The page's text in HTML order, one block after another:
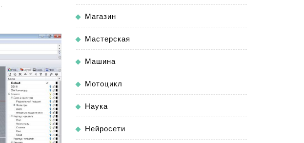
Магазин
Мастерская
Машина
Мотоцикл
Наука
Нейросети